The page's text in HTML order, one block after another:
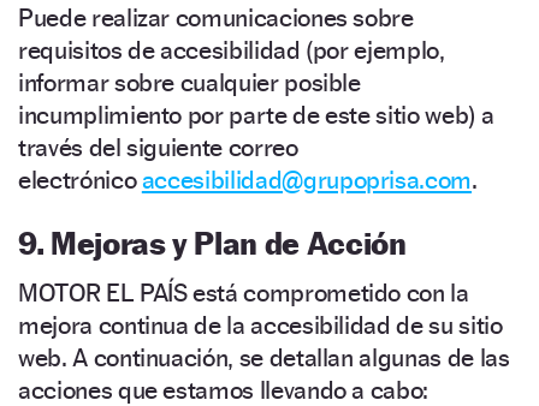
Puede realizar comunicaciones sobre
requisitos de accesibilidad (por ejemplo,
informar sobre cualquier posible
incumplimiento por parte de este sitio web) a
través del siguiente correo
electrónicoaccesibilidad@grupoprisa.com.
9. Mejoras y Plan de Acción
MOTOR EL PAÍS está comprometido con la
mejora continua de la accesibilidad de su sitio
web. A continuación, se detallan algunas de las
acciones que estamos llevando a cabo: